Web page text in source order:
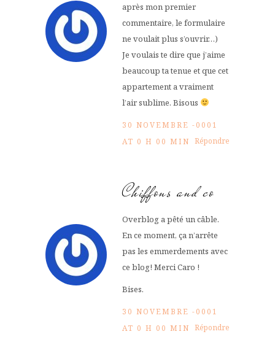
après mon premier
commentaire, le formulaire
ne voulait plus s’ouvrir…)
Je voulais te dire que j’aime
beaucoup ta tenue et que cet
appartement a vraiment
l’air sublime. Bisous
30 NOVEMBRE -0001
AT 0 H 00 MIN Répondre
Chiffons and co
Overblog a pêté un câble.
En ce moment, ça n’arrête
pas les emmerdements avec
ce blog! Merci Caro !
Bises.
30 NOVEMBRE -0001
AT 0 H 00 MIN Répondre